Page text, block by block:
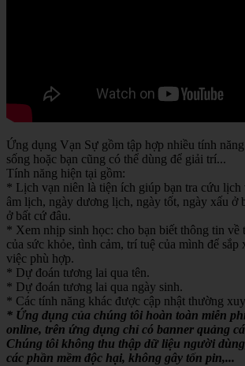
Ứng dụng Vạn Sự gồm tập hợp nhiều tính
sống hoặc bạn cũng có thể dùng để giải trí...
Tính năng hiện tại gồm:
* Lịch vạn niên là tiện ích giúp bạn tra cứu lịch
âm lịch, ngày dương lịch, ngày tốt, ngày xấu ở
ở bất cứ đâu.
* Xem nhịp sinh học: cho bạn biết thông tin về
của sức khỏe, tình cảm, trí tuệ của mình để sắp
việc phù hợp.
* Dự đoán tương lai qua tên.
* Dự đoán tương lai qua ngày sinh.
* Các tính năng khác được cập nhật thường
* Ứng dụng của chúng tôi hoàn toàn miễn
online, trên ứng dụng chỉ có banner quảng
Chúng tôi không thu thập dữ liệu người
các phần mềm độc hại, không gây tốn pin,...